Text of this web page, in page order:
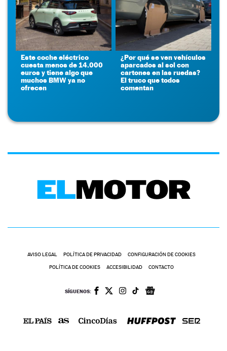
Este coche eléctrico
cuesta menos de 14.000
euros y tiene algo que
muchos BMW ya no
ofrecen
¿Por qué se ven vehículos
aparcados al sol con
cartones en las ruedas?
El truco que todos
comentan
AVISO LEGAL POLÍTICA DE PRIVACIDAD CONFIGURACIÓN DE COOKIES
POLÍTICA DE COOKIES ACCESIBILIDAD CONTACTO
SÍGUENOS: